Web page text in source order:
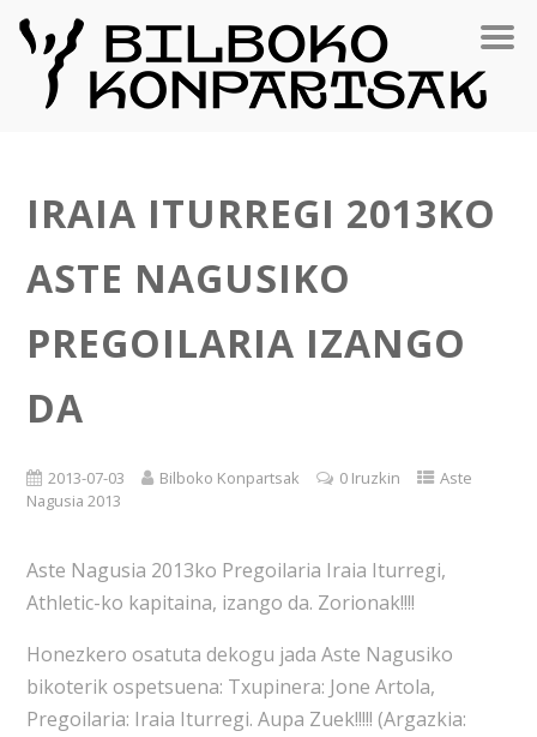
IRAIA ITURREGI 2013KO
ASTE NAGUSIKO
PREGOILARIA IZANGO
DA
2013-07-03 Bilboko Konpartsak 0 Iruzkin
Aste
Nagusia 2013
Aste Nagusia 2013ko Pregoilaria Iraia Iturregi,
Athletic-ko kapitaina, izango da. Zorionak!!!!
Honezkero osatuta dekogu jada Aste Nagusiko
bikoterik ospetsuena: Txupinera: Jone Artola,
Pregoilaria: Iraia Iturregi. Aupa Zuek!!!!! (Argazkia: